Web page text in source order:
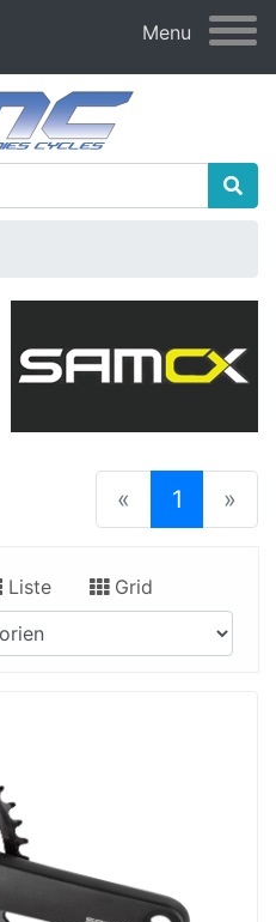
Menu
« 1 »
Liste Grid